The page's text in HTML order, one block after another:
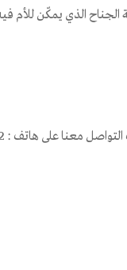
الذي يمكّن للأم